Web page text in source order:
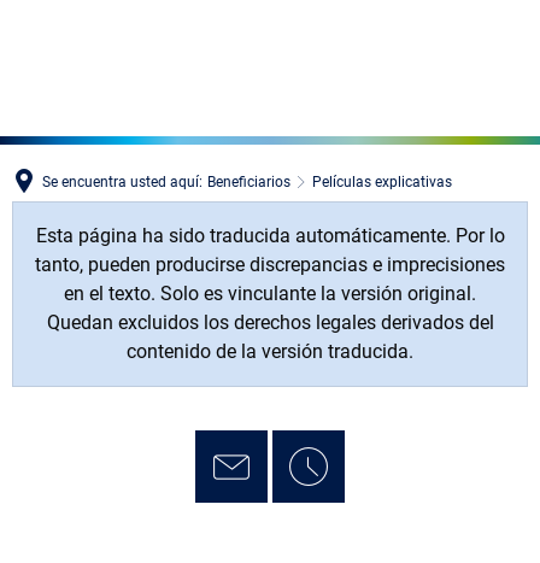
Se encuentra usted aquí: Beneficiarios Películas explicativas
Esta página ha sido traducida automáticamente. Por lo
tanto, pueden producirse discrepancias e imprecisiones
en el texto. Solo es vinculante la versión original.
Quedan excluidos los derechos legales derivados del
contenido de la versión traducida.